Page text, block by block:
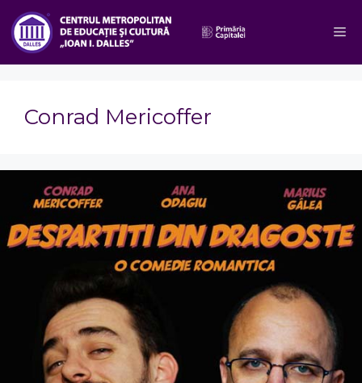
conținut
Conrad Mericoffer